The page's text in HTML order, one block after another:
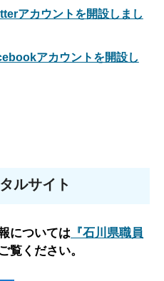
アカウントを開設しまし
アカウントを開設し
ルサイト
については 『石川県職員
覧ください。